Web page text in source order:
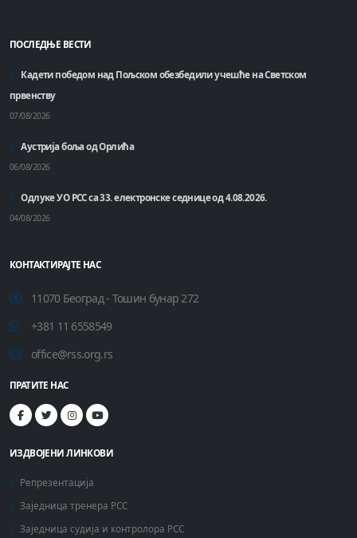
ПОСЛЕДЊЕ ВЕСТИ
Кадети победом над Пољском обезбедили учешће на Светском
првенству
07/08/2026
Аустрија боља од Орлића
06/08/2026
Одлуке УО РСС са 33. електронске седнице од 4.08.2026.
04/08/2026
КОНТАКТИРАЈТЕ НАС
11070 Београд - Тошин бунар 272
+381 11 6558549
office@rss.org.rs
ПРАТИТЕ НАС
ИЗДВОЈЕНИ ЛИНКОВИ
Репрезентација
Заједница тренера РСС
Заједница судија и контролора РСС